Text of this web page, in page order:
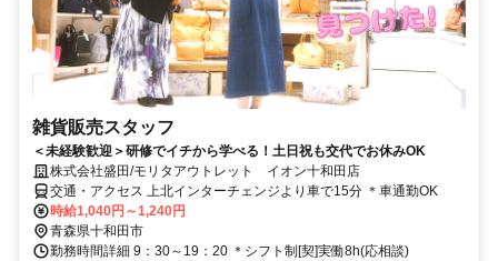
雑貨販売スタッフ
＜未経験歓迎＞研修でイチから学べる！土日祝も交代でお休みOK
株式会社盛田/モリタアウトレット イオン十和田店
交通・アクセス 上北インターチェンジより車で15分 ＊車通勤OK
時給1,040円～1,240円
青森県十和田市
勤務時間詳細 9：30～19：20 ＊シフト制[契]実働8h(応相談)